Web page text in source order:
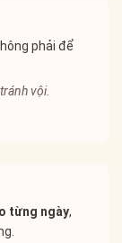
phải để
vội.
từng ngày,